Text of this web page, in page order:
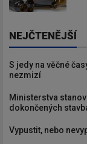
NEJČTENĚJŠÍ
S jedy na věčné
nezmizí
Ministerstva
dokončených
Vypustit, nebo